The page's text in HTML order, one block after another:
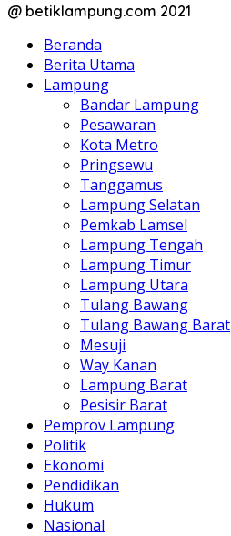
@ betiklampung.com 2021
Beranda
Berita Utama
Lampung
Bandar Lampung
Pesawaran
Kota Metro
Pringsewu
Tanggamus
Lampung Selatan
Pemkab Lamsel
Lampung Tengah
Lampung Timur
Lampung Utara
Tulang Bawang
Tulang Bawang Barat
Mesuji
Way Kanan
Lampung Barat
Pesisir Barat
Pemprov Lampung
Politik
Ekonomi
Pendidikan
Hukum
Nasional